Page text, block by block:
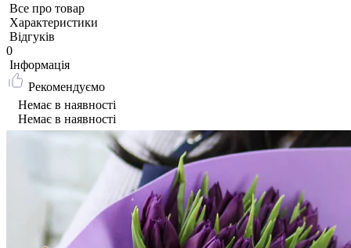
Все про товар
Характеристики
Відгуків
0
Iнформація
Рекомендуємо
Немає в наявності
Немає в наявності